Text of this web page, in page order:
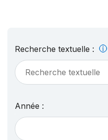
Recherche textuelle :
Année :